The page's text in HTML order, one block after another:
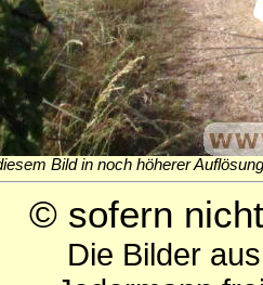
Bild in noch höherer
© sofern
Die Bilder